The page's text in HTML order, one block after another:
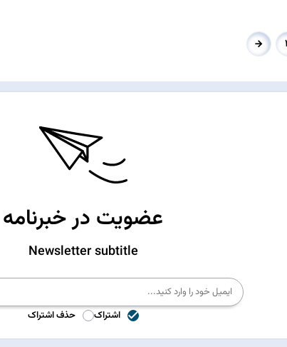
عضویت در خبرنامه
Newsletter subtitle
اشتراک
حذف اشتراک